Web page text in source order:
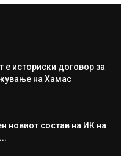
е историски договор за
на Хамас
новиот состав на ИК на